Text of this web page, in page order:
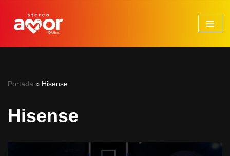
Saltar
Portada » Hisense
Hisense